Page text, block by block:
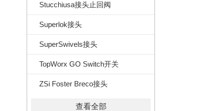
Stucchiusa接头止回阀
Superlok接头
SuperSwivels接头
TopWorx GO Switch开关
ZSi Foster Breco接头
查看全部